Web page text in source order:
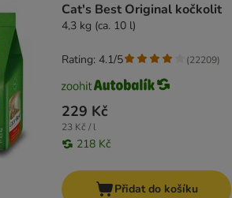
Cat's Best Original kočkolit
4,3 kg (ca. 10 l)
229 Kč
23 Kč / l
218 Kč
Rating: 4.1/5 (22209)
Přidat do košíku